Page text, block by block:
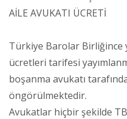
AİLE AVUKATI ÜCRETİ
Türkiye Barolar Birliğince
ücretleri tarifesi
boşanma avukatı
öngörülmektedir.
Avukatlar hiçbir şekilde